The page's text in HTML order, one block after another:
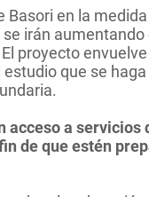
Basori en la
irán aumentando
proyecto
que se
acceso a servicios
de que estén